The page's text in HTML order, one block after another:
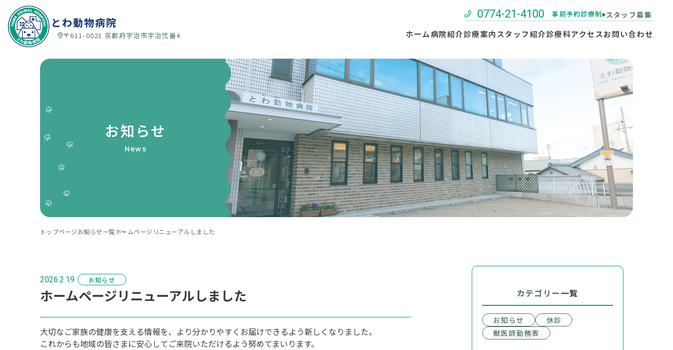
とわ動物病院
〒611-0021 京都府宇治市宇治弐番4
0774-21-4100 事前予約診療制 スタッフ募集
ホーム病院紹介診療案内 スタッフ紹介診療科アクセスお問い合わせ
お知らせ
News
トップページお知らせ一覧ホームページリニューアルしました
2026.2.19 お知らせ
ホームページリニューアルしました
大切なご家族の健康を支える情報を、より分かりやすくお届けできるよう新しくなりました。
これからも地域の皆さまに安心してご来院いただけるよう努めてまいります。
カテゴリー 一覧
お知らせ
休診
獣医師勤務表